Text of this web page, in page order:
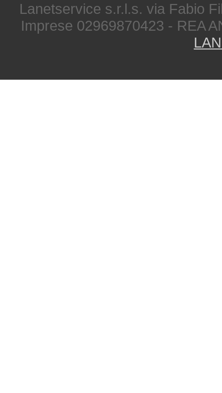
Lanetservice s.r.l.s. via Fabio
Imprese 02969870423 - REA